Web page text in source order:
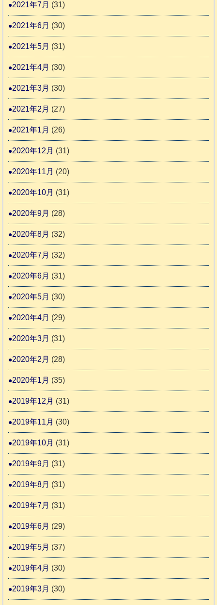
2021年7月 (31)
2021年6月 (30)
2021年5月 (31)
2021年4月 (30)
2021年3月 (30)
2021年2月 (27)
2021年1月 (26)
2020年12月 (31)
2020年11月 (20)
2020年10月 (31)
2020年9月 (28)
2020年8月 (32)
2020年7月 (32)
2020年6月 (31)
2020年5月 (30)
2020年4月 (29)
2020年3月 (31)
2020年2月 (28)
2020年1月 (35)
2019年12月 (31)
2019年11月 (30)
2019年10月 (31)
2019年9月 (31)
2019年8月 (31)
2019年7月 (31)
2019年6月 (29)
2019年5月 (37)
2019年4月 (30)
2019年3月 (30)